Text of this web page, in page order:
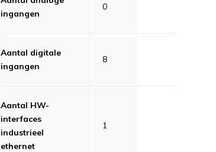
ingangen
0
Aantal digitale
ingangen
8
Aantal HW-
interfaces
industrieel
ethernet
1